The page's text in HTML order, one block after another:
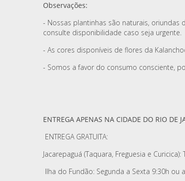
Observações:
- Nossas plantinhas são naturais,
consulte disponibilidade caso seja urgente.
- As cores disponíveis de flores da
- Somos a favor do consumo consciente,
ENTREGA APENAS NA CIDADE DO RIO DE
ENTREGA GRATUITA:
Jacarepaguá (Taquara, Freguesia e
Ilha do Fundão: Segunda a Sexta 9:30h ou